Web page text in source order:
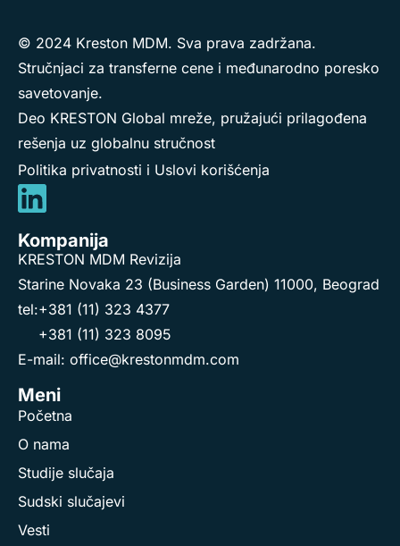
© 2024 Kreston MDM. Sva prava zadržana.
Stručnjaci za transferne cene i međunarodno poresko
savetovanje.
Deo KRESTON Global mreže, pružajući prilagođena
rešenja uz globalnu stručnost
Politika privatnosti i Uslovi korišćenja
Kompanija
KRESTON MDM Revizija
Starine Novaka 23 (Business Garden) 11000, Beograd
tel:+381 (11) 323 4377
+381 (11) 323 8095
E-mail: office@krestonmdm.com
Meni
Početna
O nama
Studije slučaja
Sudski slučajevi
Vesti